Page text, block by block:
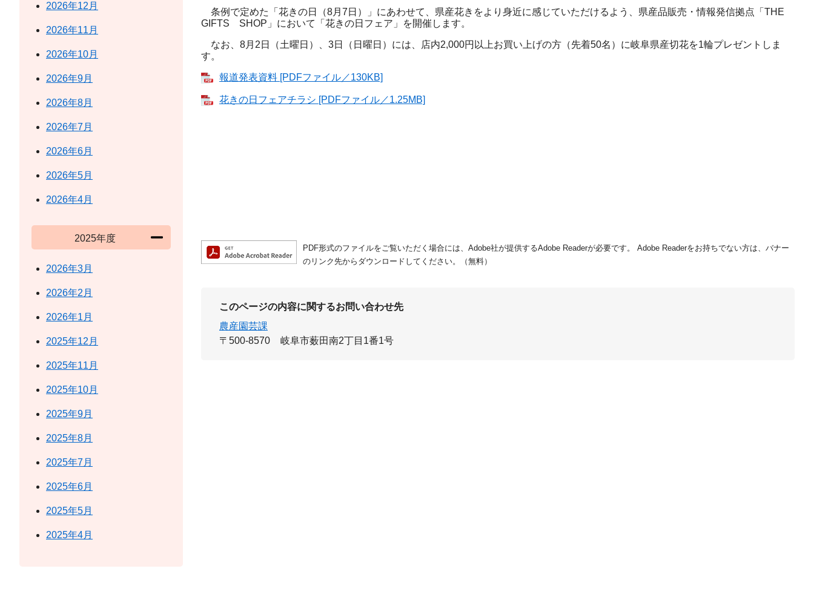
条例で定めた「花きの日（8月7日）」にあわせて、県産花きをより身近に感じていただけるよう、県産品販売・情報発信拠点「THE
GIFTS SHOP」において「花きの日フェア」を開催します。
なお、8月2日（土曜日）、3日（日曜日）には、店内2,000円以上お買い上げの方（先着50名）に岐阜県産切花を1輪プレゼントしま
す。
報道発表資料 [PDFファイル／130KB]
花きの日フェアチラシ [PDFファイル／1.25MB]
PDF形式のファイルをご覧いただく場合には、Adobe社が提供するAdobe Readerが必要です。
Adobe Readerをお持ちでない方は、バナー
のリンク先からダウンロードしてください。（無料）
このページの内容に関するお問い合わせ先
農産園芸課
〒500-8570
岐阜市薮田南2丁目1番1号
2026年12月
2026年11月
2026年10月
2026年9月
2026年8月
2026年7月
2026年6月
2026年5月
2026年4月
2025年度
2026年3月
2026年2月
2026年1月
2025年12月
2025年11月
2025年10月
2025年9月
2025年8月
2025年7月
2025年6月
2025年5月
2025年4月